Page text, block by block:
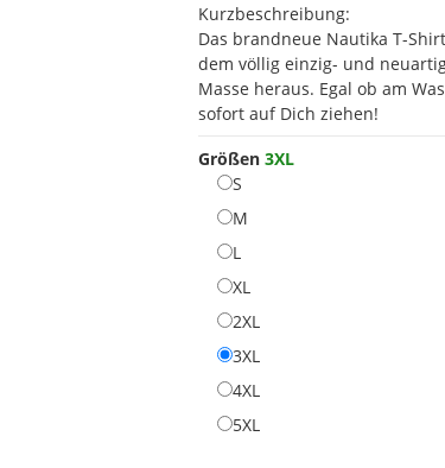
Kurzbeschreibung:
Das brandneue Nautika T-
dem völlig einzig- und
Masse heraus. Egal ob am
sofort auf Dich ziehen!
Größen 3XL
S
M
L
XL
2XL
3XL
4XL
5XL